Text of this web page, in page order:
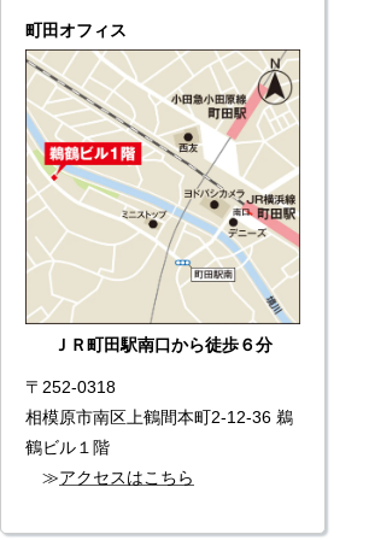
町田オフィス
ＪＲ町田駅南口から徒歩６分
〒252-0318
相模原市南区上鶴間本町2-12-36 鵜
鶴ビル１階
≫アクセスはこちら